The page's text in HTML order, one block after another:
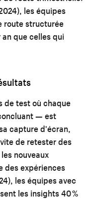
les équipes
route structurée
que celles qui
de test où chaque
— est
capture d'écran,
de retester des
nouveaux
des expériences
les équipes avec
les insights 40 %